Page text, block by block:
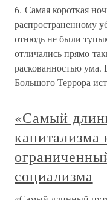
6. Самая короткая
распространенному
отнюдь не были
отличались прямо-
раскованностью
Большого Террора
«Самый
капитализма
социализма